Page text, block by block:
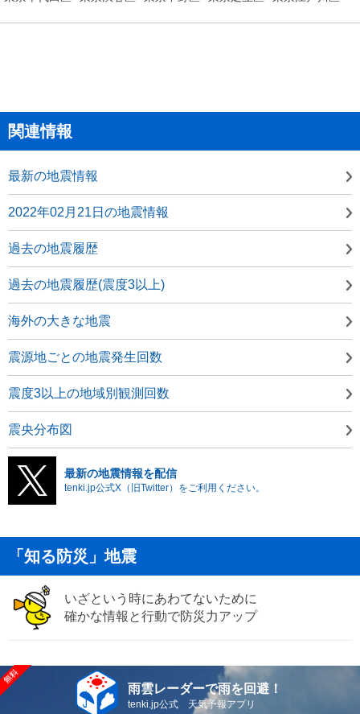
関連情報
最新の地震情報
2022年02月21日の地震情報
過去の地震履歴
過去の地震履歴(震度3以上)
海外の大きな地震
震源地ごとの地震発生回数
震度3以上の地域別観測回数
震央分布図
最新の地震情報を配信
tenki.jp公式X（旧Twitter）をご利用ください。
「知る防災」地震
いざという時にあわてないために
確かな情報と行動で防災力アップ
雨雲レーダーで雨を回避！
tenki.jp公式 天気予報アプリ